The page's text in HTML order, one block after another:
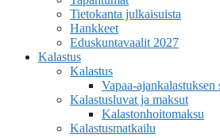
Tietokanta julkaisuista
Hankkeet
Eduskuntavaalit 2027
Kalastus
Kalastus
Vapaa-
Kalastusluvat ja maksut
Kalastonhoitomaksu
Kalastusmatkailu